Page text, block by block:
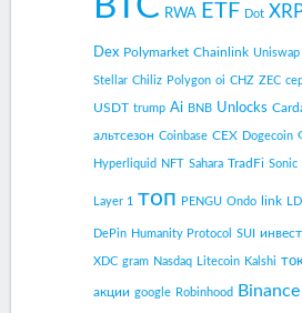
RWA ETF Dot
Dex Polymarket Chainlink Uniswap
Stellar Chiliz Polygon oi CHZ ZEC
USDT trump Ai BNB Unlocks
альтсезон Coinbase CEX Dogecoin
Hyperliquid NFT Sahara TradFi Sonic
Layer 1 топ PENGU Ondo link
DePin Humanity Protocol SUI
XDC gram Nasdaq Litecoin Kalshi
акции google Robinhood Binance